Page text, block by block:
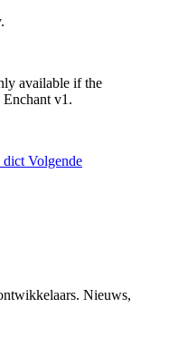
available if the
v1.
Volgende
Nieuws,